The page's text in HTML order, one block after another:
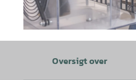
Oversigt over